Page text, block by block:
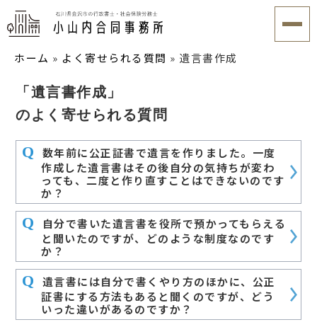
ホーム » よく寄せられる質問 » 遺言書作成
「遺言書作成」
のよく寄せられる質問
Q
数年前に公正証書で遺言を作りました。一度
作成した遺言書はその後自分の気持ちが変わ
っても、二度と作り直すことはできないのです
か？
Q
自分で書いた遺言書を役所で預かってもらえる
と聞いたのですが、どのような制度なのです
か？
Q
遺言書には自分で書くやり方のほかに、公正
証書にする方法もあると聞くのですが、どう
いった違いがあるのですか？